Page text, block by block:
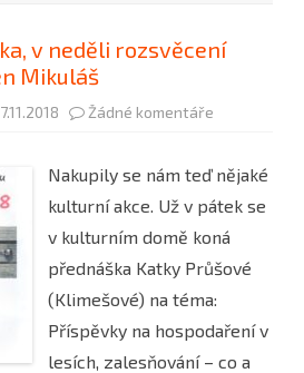
v neděli rozsvěcení
Mikuláš
Žádné komentáře
V
pátek
přednáška,
neděli
stromku,
za
týden
Nakupily se nám teď nějaké
kulturní akce. Už v pátek se
v kulturním domě koná
přednáška Katky Průšové
(Klimešové) na téma:
Příspěvky na hospodaření v
lesích, zalesňování – co a